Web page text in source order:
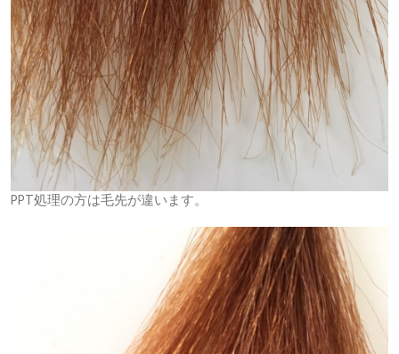
PPT処理の方は毛先が違います。